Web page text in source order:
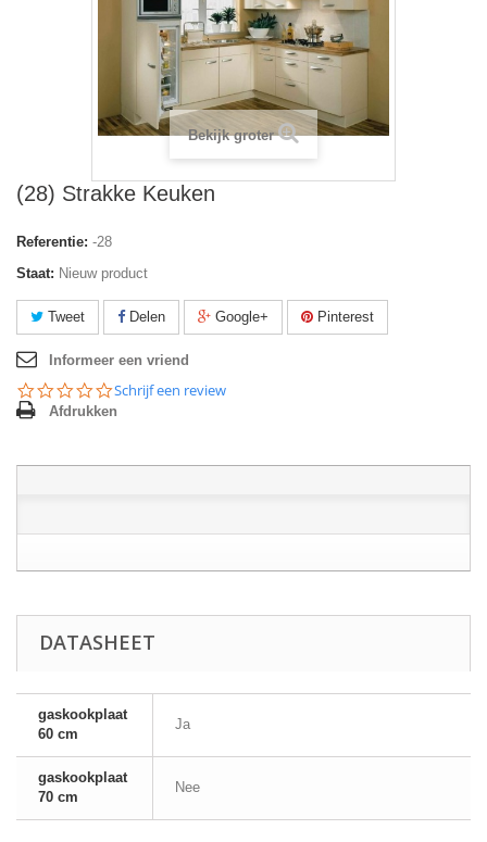
Bekijk groter
(28) Strakke Keuken
Referentie: -28
Staat: Nieuw product
Tweet Delen Google+ Pinterest
Informeer een vriend
0.0
star
Schrijf een review
Afdrukken
DATASHEET
gaskookplaat
60 cm
Ja
gaskookplaat
70 cm
Nee